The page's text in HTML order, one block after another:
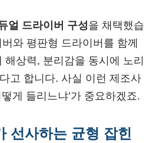
얼 드라이버 구성을 채택했습
와 평판형 드라이버를 함께
해상력, 분리감을 동시에 노리
고 합니다. 사실 이런 제조사
게 들리느냐’가 중요하겠죠.
선사하는 균형 잡힌